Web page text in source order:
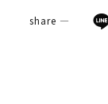
share —